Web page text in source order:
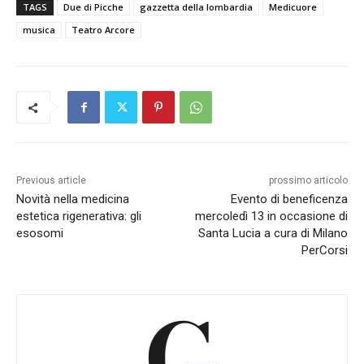
TAGS Due di Picche gazzetta della lombardia
Medicuore
musica
Teatro Arcore
Previous article
Novità nella medicina
estetica rigenerativa: gli
esosomi
prossimo articolo
Evento di beneficenza
mercoledì 13 in occasione di
Santa Lucia a cura di Milano
PerCorsi